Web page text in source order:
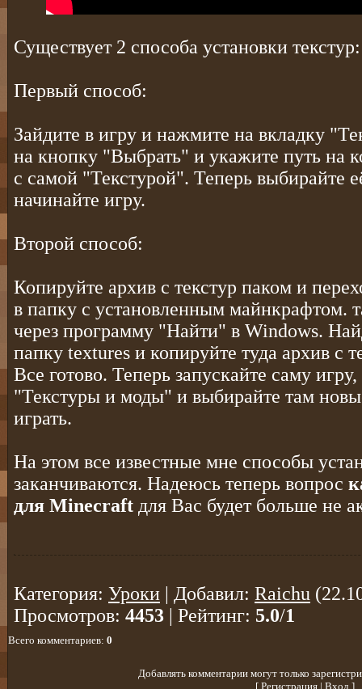
Существует 2 способа установки текстур:
Первый способ:
Зайдите в игру и нажмите на вкладку
на кнопку "Выбрать" и укажите путь на
с самой "Текстурой". Теперь выбирайте
начинайте игру.
Второй способ:
Копируйте архив с текстур паком и
в папку с установленным майнкрафтом.
через программу "Найти" в Windows.
папку textures и копируйте туда архив с
Все готово. Теперь запускайте саму
"Текстуры и моды" и выбирайте там
играть.
На этом все известные мне способы
заканчиваются. Надеюсь теперь вопрос
для Minecraft для Вас будет больше не
Категория: Уроки | Добавил: Raichu
Просмотров: 4453 | Рейтинг: 5.0/1
Всего комментариев: 0
Добавлять комментарии могут только
[ Регистрация| Вход ]